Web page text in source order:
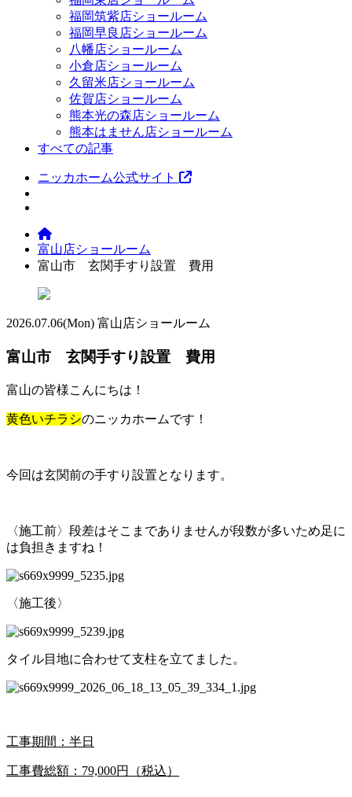
福岡筑紫店ショールーム
福岡早良店ショールーム
八幡店ショールーム
小倉店ショールーム
久留米店ショールーム
佐賀店ショールーム
熊本光の森店ショールーム
熊本はません店ショールーム
すべての記事
ニッカホーム公式サイト
富山店ショールーム
富山市 玄関手すり設置 費用
2026.07.06(Mon) 富山店ショールーム
富山市 玄関手すり設置 費用
富山の皆様こんにちは！
黄色いチラシのニッカホームです！
今回は玄関前の手すり設置となります。
〈施工前〉段差はそこまでありませんが段数が多いため足に
は負担きますね！
〈施工後〉
タイル目地に合わせて支柱を立てました。
工事期間：半日
工事費総額：79,000円（税込）